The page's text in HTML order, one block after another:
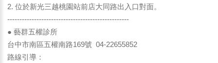
2. 位於新光三越桃園站前店大同路出入口對面。
--------------------------------------------------
● 藝群五權診所
台中市南區五權南路169號 04-22655852
路線引導：